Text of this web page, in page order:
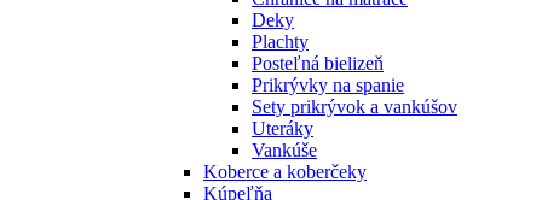
Deky
Plachty
Posteľná bielizeň
Prikrývky na spanie
Sety prikrývok a vankúšov
Uteráky
Vankúše
Koberce a koberčeky
Kúpeľňa